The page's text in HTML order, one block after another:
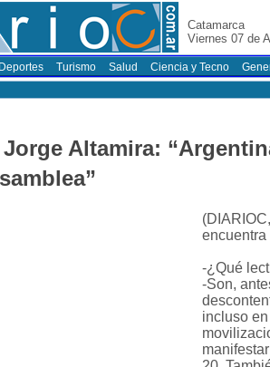
Catamarca
Viernes 07 de
Deportes Turismo Salud Ciencia y Tecno
Altamira:
encuentra
-¿Qué
-Son,
incluso